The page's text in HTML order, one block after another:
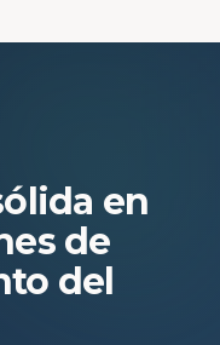
en
de
del